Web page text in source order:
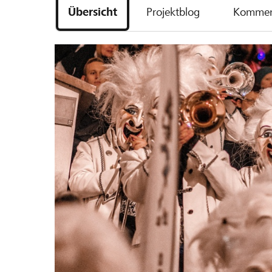
Übersicht Projektblog